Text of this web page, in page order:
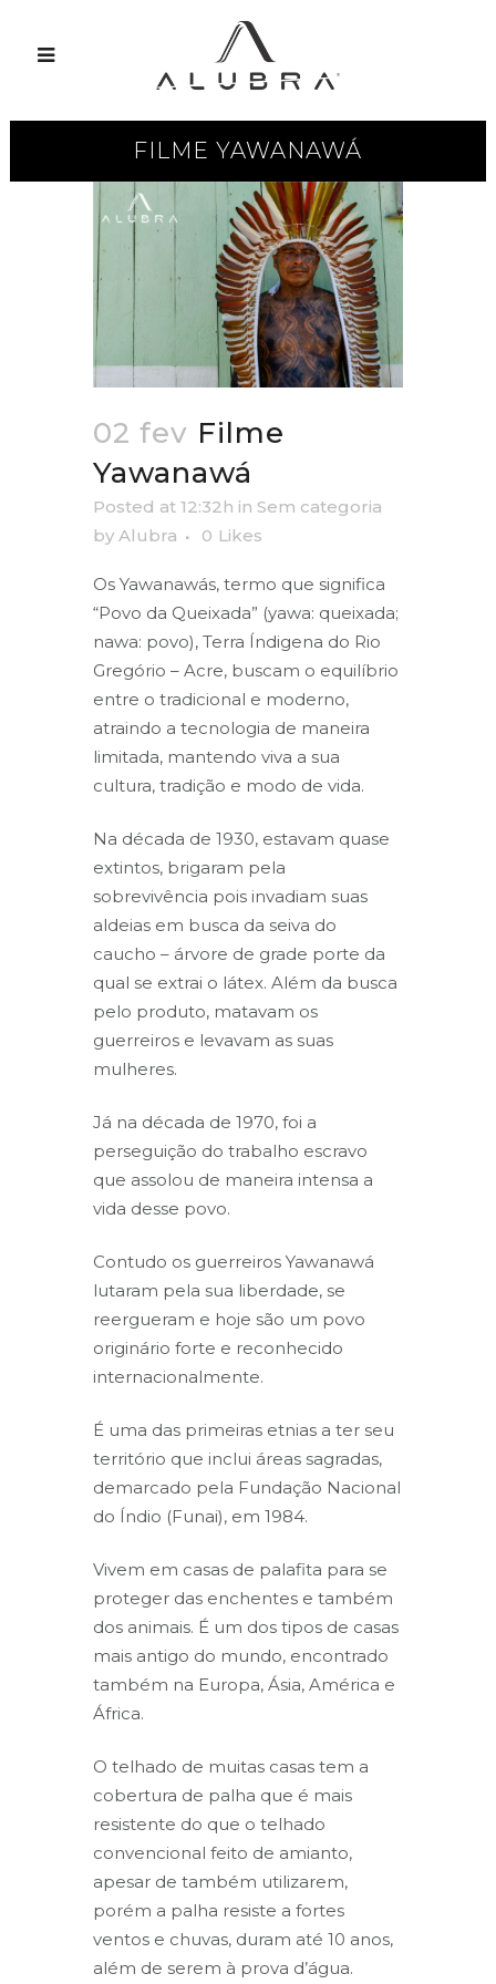
FILME YAWANAWÁ
02 fev Filme
Yawanawá
Posted at 12:32h in Sem categoria
by Alubra 0 Likes
Os Yawanawás, termo que significa
“Povo da Queixada” (yawa: queixada;
nawa: povo), Terra Índigena do Rio
Gregório – Acre, buscam o equilíbrio
entre o tradicional e moderno,
atraindo a tecnologia de maneira
limitada, mantendo viva a sua
cultura, tradição e modo de vida.
Na década de 1930, estavam quase
extintos, brigaram pela
sobrevivência pois invadiam suas
aldeias em busca da seiva do
caucho – árvore de grade porte da
qual se extrai o látex. Além da busca
pelo produto, matavam os
guerreiros e levavam as suas
mulheres.
Já na década de 1970, foi a
perseguição do trabalho escravo
que assolou de maneira intensa a
vida desse povo.
Contudo os guerreiros Yawanawá
lutaram pela sua liberdade, se
reergueram e hoje são um povo
originário forte e reconhecido
internacionalmente.
É uma das primeiras etnias a ter seu
território que inclui áreas sagradas,
demarcado pela Fundação Nacional
do Índio (Funai), em 1984.
Vivem em casas de palafita para se
proteger das enchentes e também
dos animais. É um dos tipos de casas
mais antigo do mundo, encontrado
também na Europa, Ásia, América e
África.
O telhado de muitas casas tem a
cobertura de palha que é mais
resistente do que o telhado
convencional feito de amianto,
apesar de também utilizarem,
porém a palha resiste a fortes
ventos e chuvas, duram até 10 anos,
além de serem à prova d’água.